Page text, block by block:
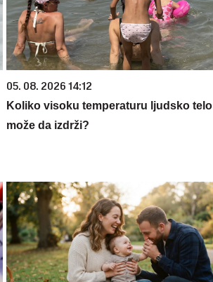
05. 08. 2026 14:12
Koliko visoku temperaturu ljudsko telo
može da izdrži?